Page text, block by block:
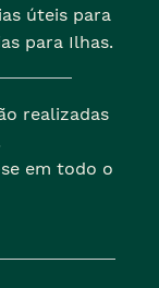
úteis para
para Ilhas.
realizadas
em todo o